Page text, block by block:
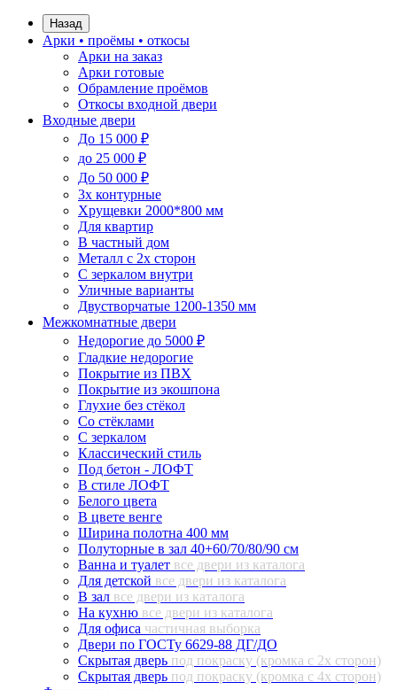
Назад
Арки • проёмы • откосы
Арки на заказ
Арки готовые
Обрамление проёмов
Откосы входной двери
Входные двери
До 15 000 ₽
до 25 000 ₽
До 50 000 ₽
3х контурные
Хрущевки 2000*800 мм
Для квартир
В частный дом
Металл с 2х сторон
С зеркалом внутри
Уличные варианты
Двустворчатые 1200-1350 мм
Межкомнатные двери
Недорогие до 5000 ₽
Гладкие недорогие
Покрытие из ПВХ
Покрытие из экошпона
Глухие без стёкол
Со стёклами
С зеркалом
Классический стиль
Под бетон - ЛОФТ
В стиле ЛОФТ
Белого цвета
В цвете венге
Ширина полотна 400 мм
Полуторные в зал 40+60/70/80/90 см
Ванна и туалет все двери из каталога
Для детской все двери из каталога
В зал все двери из каталога
На кухню все двери из каталога
Для офиса частичная выборка
Двери по ГОСТу 6629-88 ДГ/ДО
Скрытая дверь под покраску (кромка с 2х сторон)
Скрытая дверь под покраску (кромка с 4х сторон)